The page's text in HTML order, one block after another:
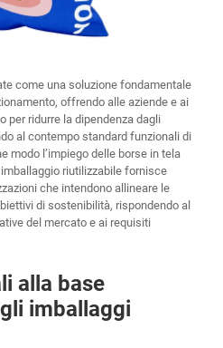
come una soluzione fondamentale
offrendo alle aziende e ai
per ridurre la dipendenza dagli
al contempo standard funzionali di
modo l’impiego delle borse in tela
riutilizzabile fornisce
che intendono allineare le
di sostenibilità, rispondendo al
del mercato e ai requisiti
alla base
imballaggi